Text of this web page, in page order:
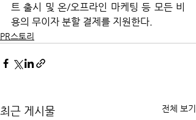
트 출시 및 온/오프라인 마케팅 등 모든 비
용의 무이자 분할 결제를 지원한다.
PR스토리
최근 게시물 전체 보기